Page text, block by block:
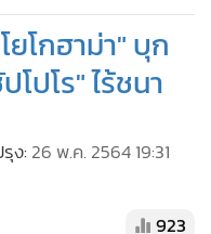
โกฮาม่า" บุก
ปโร" ไร้ชนา
ง: 26 พ.ค. 2564 19:31
923